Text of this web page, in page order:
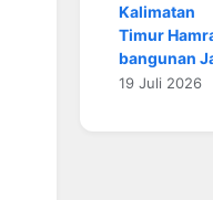
Kalimatan
Timur
bangunan
19 Juli 2026